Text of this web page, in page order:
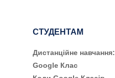
СТУДЕНТАМ
Дистанційне навчання:
Google Клас